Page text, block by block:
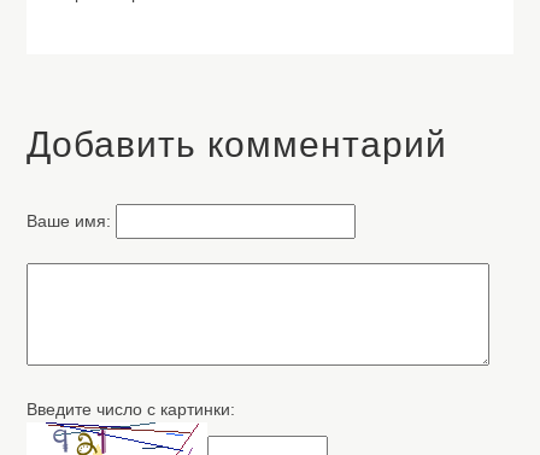
Добавить комментарий
Ваше имя:
Введите число с картинки: